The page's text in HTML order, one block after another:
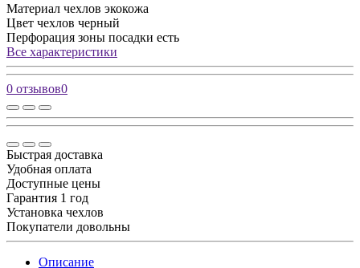
Материал чехлов экокожа
Цвет чехлов черный
Перфорация зоны посадки есть
Все характеристики
0 отзывов0
Быстрая доставка
Удобная оплата
Доступные цены
Гарантия 1 год
Установка чехлов
Покупатели довольны
Описание